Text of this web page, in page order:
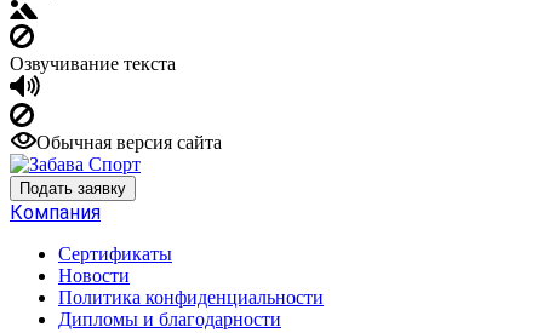
Озвучивание текста
Обычная версия сайта
Подать заявку
Компания
Сертификаты
Новости
Политика конфиденциальности
Дипломы и благодарности